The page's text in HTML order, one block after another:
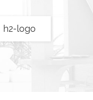
h2-logo